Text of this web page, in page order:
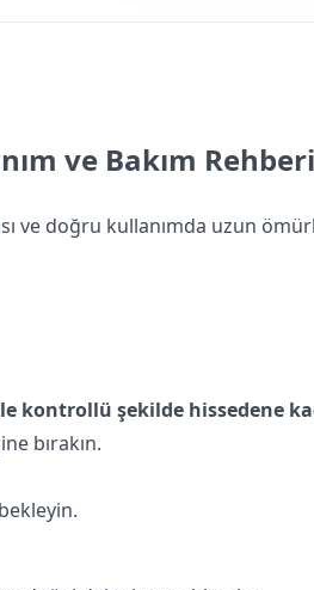
ve Bakım Rehberi
ve doğru kullanımda uzun
kontrollü şekilde hissedene
bırakın.
bekleyin.